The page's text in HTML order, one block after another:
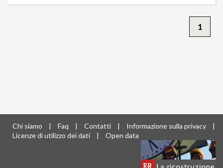
1
Chi siamo | Faq | Contatti | Informazione sulla privacy
|
Licenze di utilizzo dei dati
| Open data